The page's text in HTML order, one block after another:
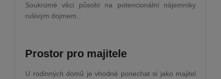
Soukromé věci působí na potencionální nájemníky
rušivým dojmem.
Prostor pro majitele
U rodinných domů je vhodné ponechat si jako majitel